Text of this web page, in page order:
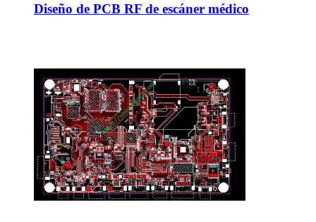
Diseño de PCB RF de escáner médico